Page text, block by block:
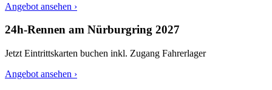
Angebot ansehen ›
24h-Rennen am Nürburgring 2027
Jetzt Eintrittskarten buchen inkl. Zugang Fahrerlager
Angebot ansehen ›